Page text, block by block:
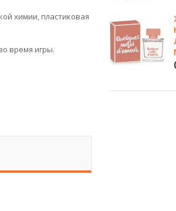
химии, пластиковая
время игры.